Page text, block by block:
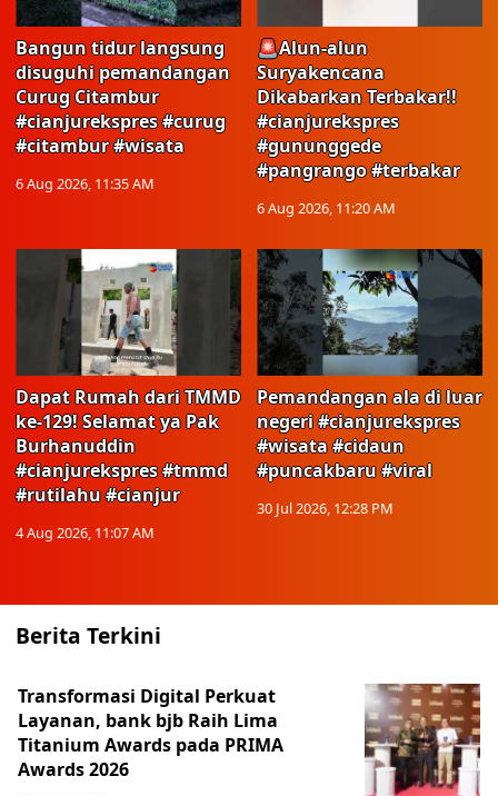
Bangun tidur langsung
disuguhi pemandangan
Curug Citambur
#cianjurekspres #curug
#citambur #wisata
6 Aug 2026, 11:35 AM
🚨Alun-alun
Suryakencana
Dikabarkan Terbakar!!
#cianjurekspres
#gununggede
#pangrango #terbakar
6 Aug 2026, 11:20 AM
Dapat Rumah dari TMMD
ke-129! Selamat ya Pak
Burhanuddin
#cianjurekspres #tmmd
#rutilahu #cianjur
4 Aug 2026, 11:07 AM
Pemandangan ala di luar
negeri #cianjurekspres
#wisata #cidaun
#puncakbaru #viral
30 Jul 2026, 12:28 PM
Berita Terkini
Transformasi Digital Perkuat
Layanan, bank bjb Raih Lima
Titanium Awards pada PRIMA
Awards 2026